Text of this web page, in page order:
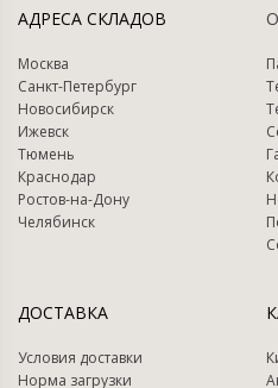
АДРЕСА СКЛАДОВ
Москва
Санкт-Петербург
Новосибирск
Ижевск
Тюмень
Краснодар
Ростов-на-Дону
Челябинск
ДОСТАВКА
Условия доставки
Норма загрузки